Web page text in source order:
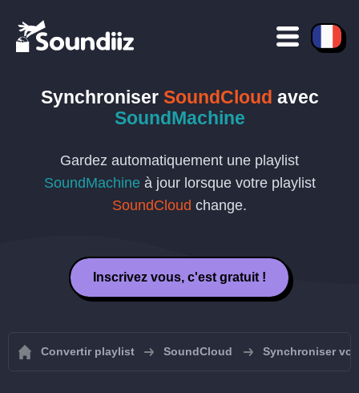
Synchroniser SoundCloud avec
SoundMachine
Gardez automatiquement une playlist
SoundMachine à jour lorsque votre playlist
SoundCloud change.
Inscrivez vous, c'est gratuit !
Convertir playlist SoundCloud Synchroniser